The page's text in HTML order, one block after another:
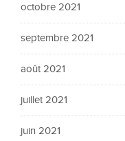
octobre 2021
septembre 2021
août 2021
juillet 2021
juin 2021